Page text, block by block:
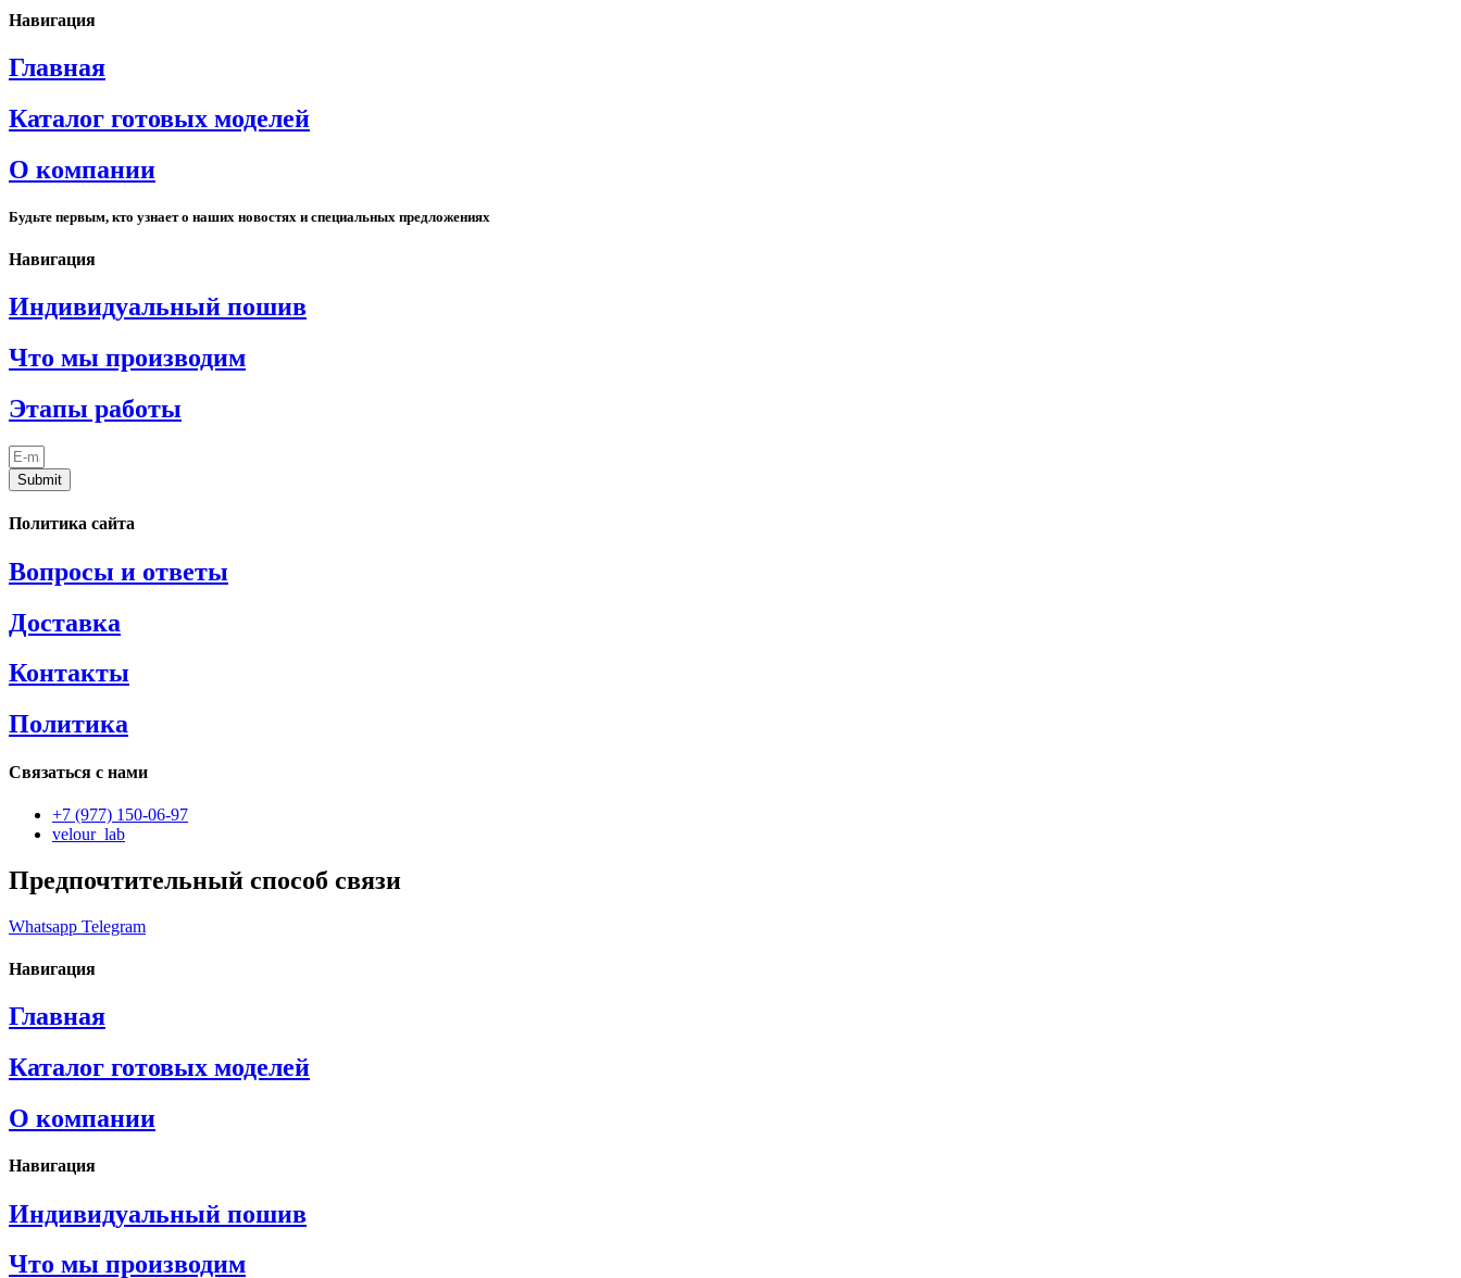
Навигация
Главная
Каталог готовых моделей
О компании
Будьте первым, кто узнает о наших новостях и специальных предложениях
Навигация
Индивидуальный пошив
Что мы производим
Этапы работы
Submit
Политика сайта
Вопросы и ответы
Доставка
Контакты
Политика
Связаться с нами
+7 (977) 150-06-97
velour_lab
Предпочтительный способ связи
Whatsapp Telegram
Навигация
Главная
Каталог готовых моделей
О компании
Навигация
Индивидуальный пошив
Что мы производим